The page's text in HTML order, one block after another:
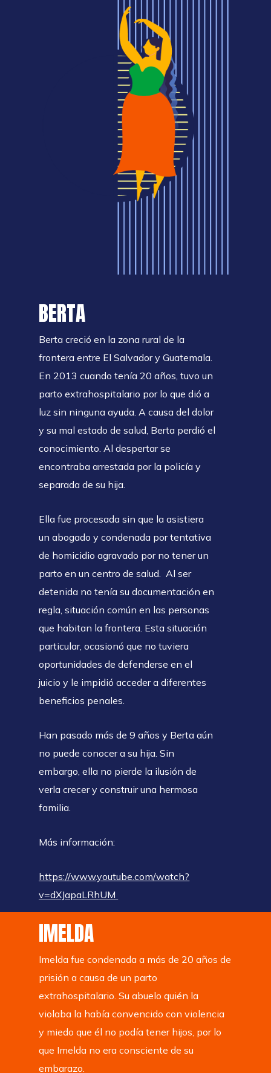
BERTA
Berta creció en la zona rural de la
frontera entre El Salvador y Guatemala.
En 2013 cuando tenía 20 años, tuvo un
parto extrahospitalario por lo que dió a
luz sin ninguna ayuda. A causa del dolor
y su mal estado de salud, Berta perdió el
conocimiento. Al despertar se
encontraba arrestada por la policía y
separada de su hija.
Ella fue procesada sin que la asistiera
un abogado y condenada por tentativa
de homicidio agravado por no tener un
parto en un centro de salud. Al ser
detenida no tenía su documentación en
regla, situación común en las personas
que habitan la frontera. Esta situación
particular, ocasionó que no tuviera
oportunidades de defenderse en el
juicio y le impidió acceder a diferentes
beneficios penales.
Han pasado más de 9 años y Berta aún
no puede conocer a su hija. Sin
embargo, ella no pierde la ilusión de
verla crecer y construir una hermosa
familia.
Más información:
https://www.youtube.com/watch?
v=dXJapaLRhUM
IMELDA
Imelda fue condenada a más de 20 años de
prisión a causa de un parto
extrahospitalario. Su abuelo quién la
violaba la había convencido con violencia
y miedo que él no podía tener hijos, por lo
que Imelda no era consciente de su
embarazo.